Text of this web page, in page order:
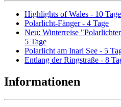
Highlights of Wales - 10
Polarlicht-Fänger - 4 Tage
Neu: Winterreise
5 Tage
Polarlicht am Inari See - 5
Entlang der Ringstraße - 8
Informationen